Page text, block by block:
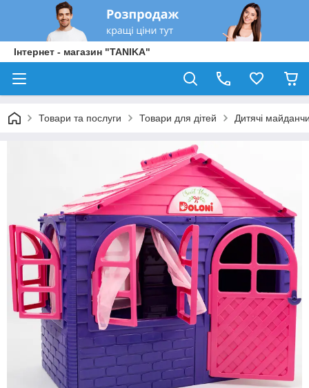
Інтернет - магазин "TANIKA"
Товари та послуги Товари для дітей Дитячі